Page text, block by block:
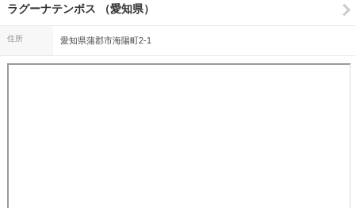
ラグーナテンボス （愛知県）
住所 愛知県蒲郡市海陽町2-1